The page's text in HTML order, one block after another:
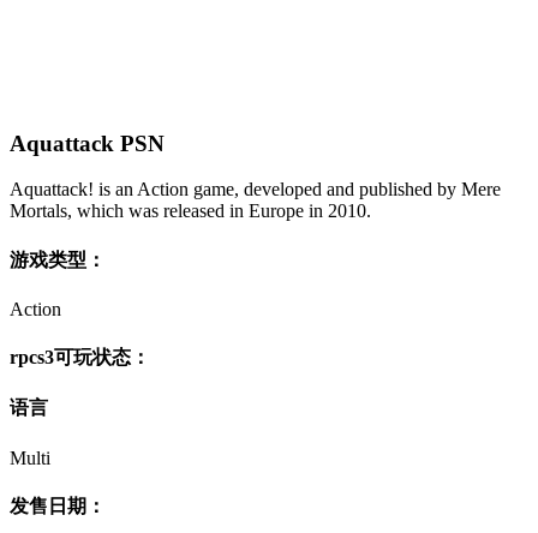
Aquattack PSN
Aquattack! is an Action game, developed and published by Mere
Mortals, which was released in Europe in 2010.
游戏类型：
Action
rpcs3可玩状态：
语言
Multi
发售日期：